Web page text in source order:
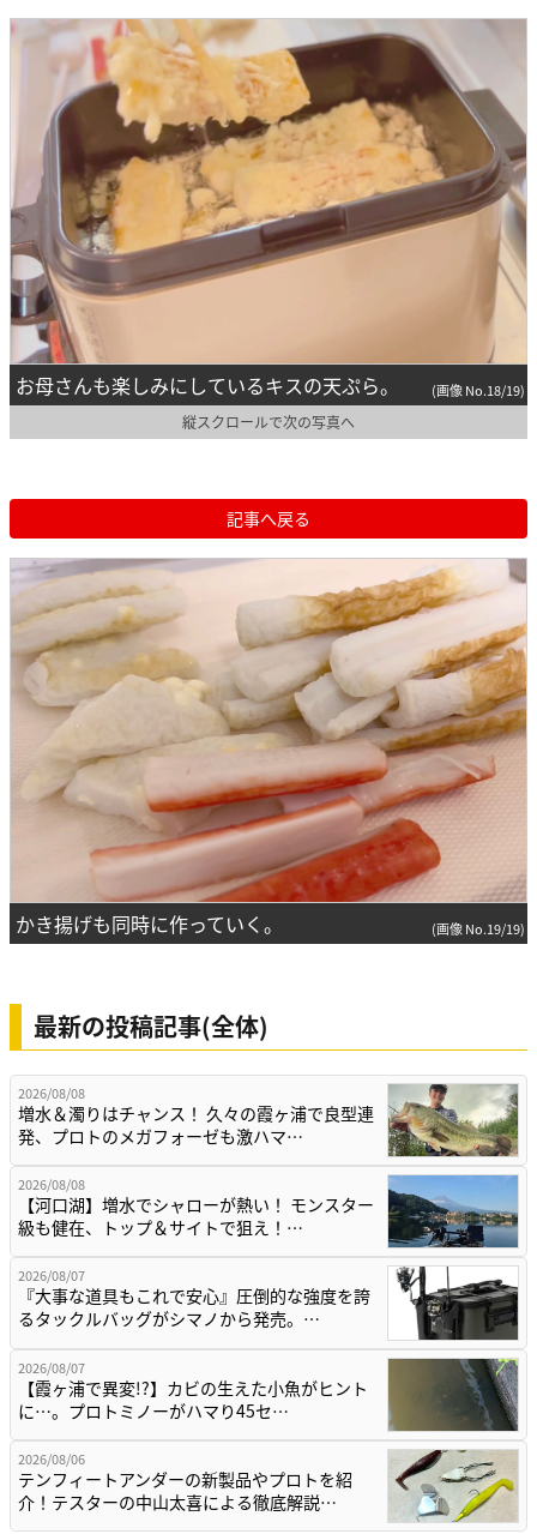
お母さんも楽しみにしているキスの天ぷら。 (画像 No.18/19)
縦スクロールで次の写真へ
記事へ戻る
かき揚げも同時に作っていく。 (画像 No.19/19)
最新の投稿記事(全体)
2026/08/08
増水＆濁りはチャンス！ 久々の霞ヶ浦で良型連
発、プロトのメガフォーゼも激ハマ…
2026/08/08
【河口湖】増水でシャローが熱い！ モンスター
級も健在、トップ＆サイトで狙え！…
2026/08/07
『大事な道具もこれで安心』圧倒的な強度を誇
るタックルバッグがシマノから発売。…
2026/08/07
【霞ヶ浦で異変!?】カビの生えた小魚がヒント
に…。プロトミノーがハマり45セ…
2026/08/06
テンフィートアンダーの新製品やプロトを紹
介！テスターの中山太喜による徹底解説…